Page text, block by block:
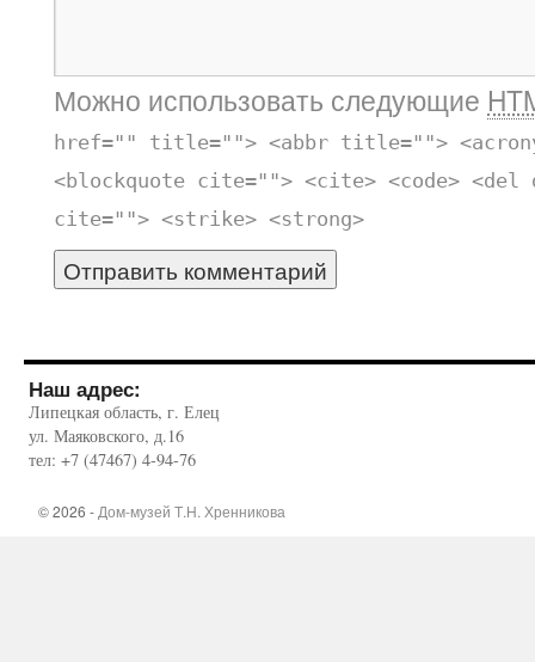
Можно использовать следующие
href="" title=""> <abbr title="">
<blockquote cite=""> <cite> <code> <del
cite=""> <strike> <strong>
Наш адрес:
Липецкая область, г. Елец
ул. Маяковского, д.16
тел: +7 (47467) 4-94-76
© 2026 - Дом-музей Т.Н. Хренникова